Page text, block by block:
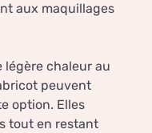
aux maquillages
légère chaleur au
peuvent
option. Elles
tout en restant